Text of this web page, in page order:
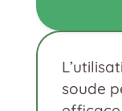
soude